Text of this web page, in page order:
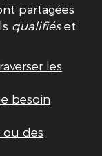
partagées
qualifiéset
les
besoin
ou des